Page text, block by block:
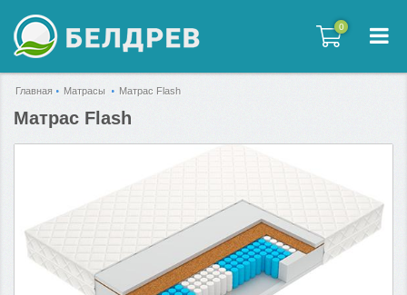
0
0
Главная Матрасы Матрас Flash
Матрас Flash